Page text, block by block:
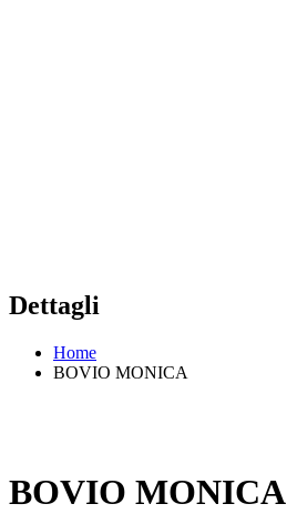
Dettagli
Home
BOVIO MONICA
BOVIO MONICA